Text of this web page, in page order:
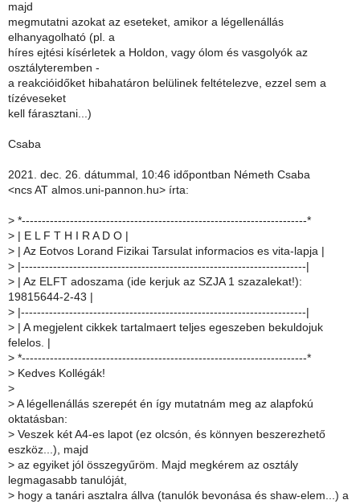
majd
megmutatni azokat az eseteket, amikor a légellenállás
elhanyagolható (pl. a
híres ejtési kísérletek a Holdon, vagy ólom és vasgolyók az
osztályteremben -
a reakcióidőket hibahatáron belülinek feltételezve, ezzel sem a
tízéveseket
kell fárasztani...)
Csaba
2021. dec. 26. dátummal, 10:46 időpontban Németh Csaba
<ncs AT almos.uni-pannon.hu> írta:
> *-----------------------------------------------------------------------*
> | E L F T H I R A D O |
> | Az Eotvos Lorand Fizikai Tarsulat informacios es vita-lapja |
> |-----------------------------------------------------------------------|
> | Az ELFT adoszama (ide kerjuk az SZJA 1 szazalekat!):
19815644-2-43 |
> |-----------------------------------------------------------------------|
> | A megjelent cikkek tartalmaert teljes egeszeben bekuldojuk
felelos. |
> *-----------------------------------------------------------------------*
> Kedves Kollégák!
>
> A légellenállás szerepét én így mutatnám meg az alapfokú
oktatásban:
> Veszek két A4-es lapot (ez olcsón, és könnyen beszerezhető
eszköz...), majd
> az egyiket jól összegyűröm. Majd megkérem az osztály
legmagasabb tanulóját,
> hogy a tanári asztalra állva (tanulók bevonása és shaw-elem...) a